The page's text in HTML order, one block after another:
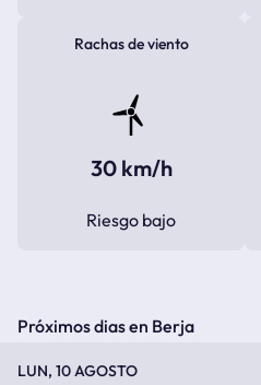
Rachas de viento
30 km/h
Riesgo bajo
Próximos dias en Berja
LUN, 10 AGOSTO